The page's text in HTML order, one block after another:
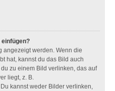
angezeigt werden. Wenn die
hat, kannst du das Bild auch
zu einem Bild verlinken, das auf
liegt, z. B.
kannst weder Bilder verlinken,